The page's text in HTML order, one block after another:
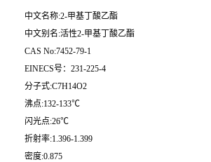
中文名称:2-甲基丁酸乙酯
中文别名:活性2-甲基丁酸乙酯
CAS No:7452-79-1
EINECS号：231-225-4
分子式:C7H14O2
沸点:132-133℃
闪光点:26℃
折射率:1.396-1.399
密度:0.875